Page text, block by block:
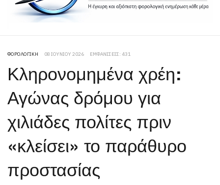
ΦΟΡΟΛΟΓΙΚΉ 08 ΙΟΥΝΊΟΥ 2026 ΕΜΦΑΝΊΣΕΙΣ: 431
Κληρονομημένα χρέη:
Αγώνας δρόμου για
χιλιάδες πολίτες πριν
«κλείσει» το παράθυρο
προστασίας